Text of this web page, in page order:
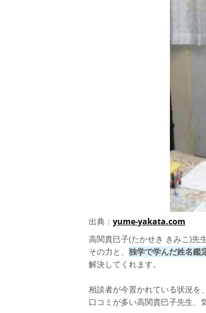
出典： yume-yakata.com
高関貴巳子(たかせき きみこ)先
その力と、 独学で学んだ姓名鑑
解決してくれます。
相談者が今置かれている状況を
口コミが多い高関貴巳子先生、